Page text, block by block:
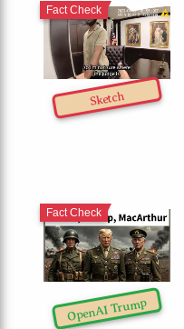
Sketch
Fact Check
OpenAI Trump
Fact Check